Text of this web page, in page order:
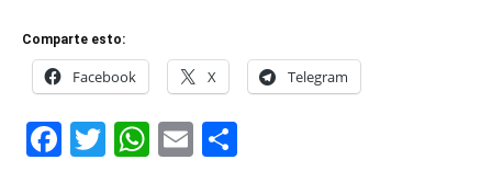
Comparte esto:
Facebook X Telegram
Facebook
Twitter
WhatsApp
Email